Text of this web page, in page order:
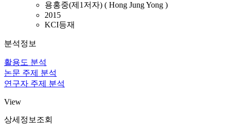
용홍중(제1저자) ( Hong Jung Yong )
2015
KCI등재
분석정보
활용도 분석
논문 주제 분석
연구자 주제 분석
View
상세정보조회